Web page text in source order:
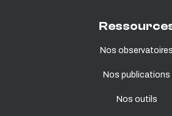
Nos observatoires
Nos publications
Nos outils